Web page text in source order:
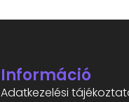
Információ
Adatkezelési